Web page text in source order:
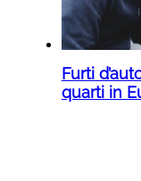
Furti
quarti in